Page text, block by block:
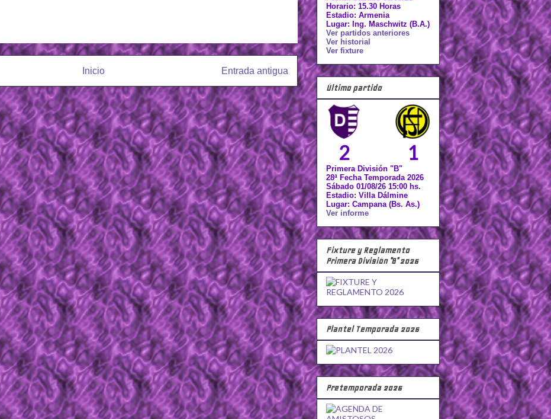
Entrada antigua
Inicio
Horario: 15.30 Horas
Estadio: Armenia
Lugar: Ing. Maschwitz (B.A.)
Ver partidos anteriores
Ver historial
Ver fixture
Último partido
2 1
Primera División "B"
28ª Fecha Temporada 2026
Sábado 01/08/26 15:00 hs.
Estadio: Villa Dálmine
Lugar: Campana (Bs. As.)
Ver informe
Fixture y Reglamento
Primera División "B" 2026
Plantel Temporada 2026
Pretemporada 2026